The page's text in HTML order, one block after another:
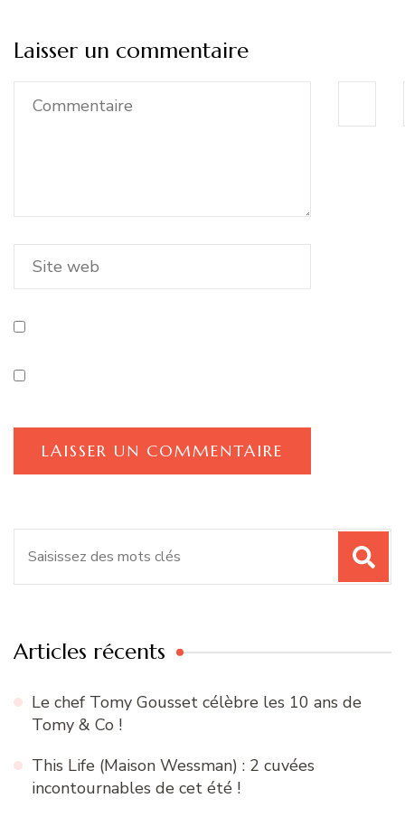
Laisser un commentaire
Articles récents
Le chef Tomy Gousset célèbre les 10 ans de
Tomy & Co !
This Life (Maison Wessman) : 2 cuvées
incontournables de cet été !